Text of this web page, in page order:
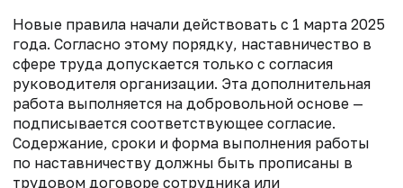
Новые правила начали действовать с 1 марта 2025
года. Согласно этому порядку, наставничество в
сфере труда допускается только с согласия
руководителя организации. Эта дополнительная
работа выполняется на добровольной основе —
подписывается соответствующее согласие.
Содержание, сроки и форма выполнения работы
по наставничеству должны быть прописаны в
трудовом договоре сотрудника или